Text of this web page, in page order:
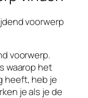
voorwerp
voorwerp.
waarop het
heeft, heb je
je als je de